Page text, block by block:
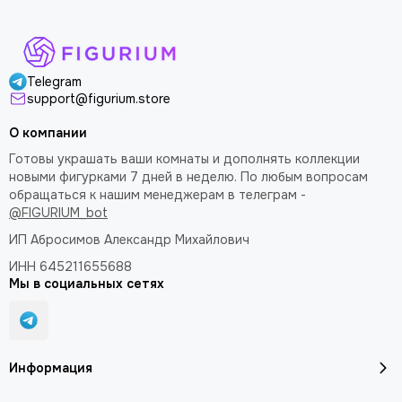
Telegram
support@figurium.store
Информация
О компании
Готовы украшать ваши комнаты и дополнять коллекции
новыми фигурками 7 дней в неделю. По любым вопросам
обращаться к нашим менеджерам в телеграм -
@FIGURIUM_bot
ИП Абросимов Александр Михайлович
ИНН 645211655688
Мы в социальных сетях